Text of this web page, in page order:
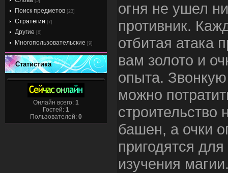
Поиск предметов [23]
Стратегии [7]
Другие [6]
Многопользовательские [9]
Статистика
Онлайн всего: 1
Гостей: 1
Пользователей: 0
огня не ушел
противник.
отбитая атака
вам золото и
опыта.
можно
строительство
башен, а очки
пригодятся для
изучения